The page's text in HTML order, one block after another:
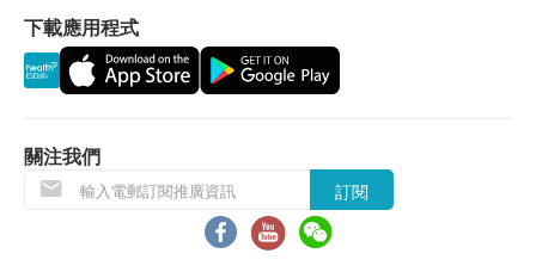
下載應用程式
關注我們
訂閱